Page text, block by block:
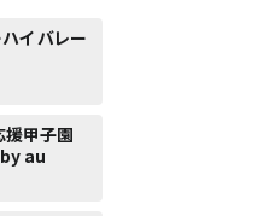
イ バレー
援甲子園
au